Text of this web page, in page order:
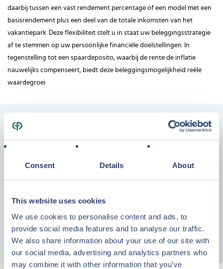
Consent Details About
This website uses cookies
We use cookies to personalise content and ads, to
provide social media features and to analyse our traffic.
We also share information about your use of our site with
our social media, advertising and analytics partners who
may combine it with other information that you’ve
daarbij tussen een vast rendement percentage of een model met een
basisrendement plus een deel van de totale inkomsten van het
vakantiepark. Deze flexibiliteit stelt u in staat uw beleggingsstrategie
af te stemmen op uw persoonlijke financiële doelstellingen. In
tegenstelling tot een spaardeposito, waarbij de rente de inflatie
nauwelijks compenseert, biedt deze beleggingsmogelijkheid reële
waardegroei.
Ons aanbod
Investeer in een vernieuwde cottage
op Kempense Meren